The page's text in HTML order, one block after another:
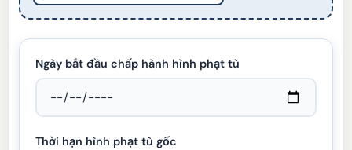
Ngày bắt đầu chấp hành hình phạt tù
Thời hạn hình phạt tù gốc